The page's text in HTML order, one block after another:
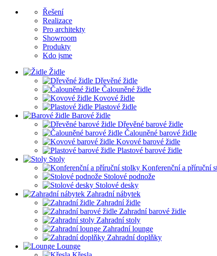
Řešení
Realizace
Pro architekty
Showroom
Produkty
Kdo jsme
Židle
Dřevěné židle
Čalouněné židle
Kovové židle
Plastové židle
Barové židle
Dřevěné barové židle
Čalouněné barové židle
Kovové barové židle
Plastové barové židle
Stoly
Konferenční a příruční
Stolové podnože
Stolové desky
Zahradní nábytek
Zahradní židle
Zahradní barové židle
Zahradní stoly
Zahradní lounge
Zahradní doplňky
Lounge